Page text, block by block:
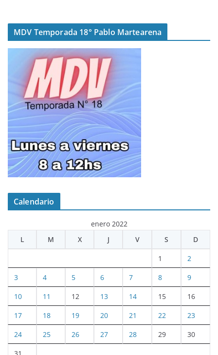
MDV Temporada 18° Pablo Martearena
Calendario
enero 2022
L
M X J V S D
1 2
3 4 5 6 7 8 9
10 11 12 13 14 15 16
17 18 19 20 21 22 23
24 25 26 27 28 29 30